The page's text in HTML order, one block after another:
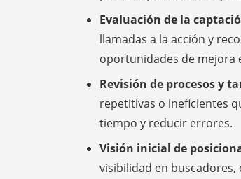
Evaluación de la
llamadas a la acción y
oportunidades de mejora
Revisión de procesos y
repetitivas o ineficientes
tiempo y reducir errores.
Visión inicial de
visibilidad en